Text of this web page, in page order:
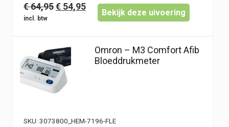
€64,95Oorspronkelijke
€ 54,95Huidige
prijsBekijk deze uivoering
Omron – M3 Comfort Afib
Bloeddrukmeter
SKU: 3073800_HEM-7196-FLE